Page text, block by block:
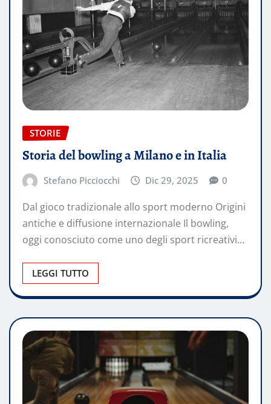
STORIE
Storia del bowling a Milano e in Italia
Stefano Picciocchi Dic 29, 2025 0
Dal gioco tradizionale allo sport moderno Origini
antiche e diffusione internazionale Il bowling,
oggi conosciuto come uno degli sport ricreativi…
LEGGI TUTTO